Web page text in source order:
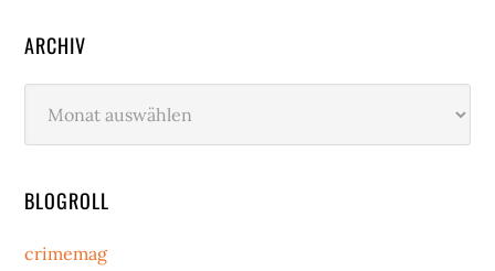
ARCHIV
BLOGROLL
crimemag